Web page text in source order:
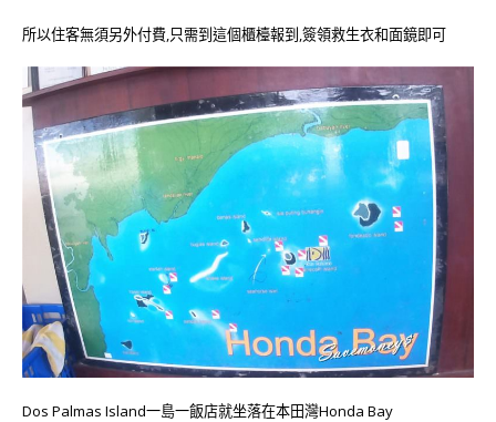
所以住客無須另外付費,只需到這個櫃檯報到,簽領救生衣和面鏡即可
Dos Palmas Island一島一飯店就坐落在本田灣Honda Bay